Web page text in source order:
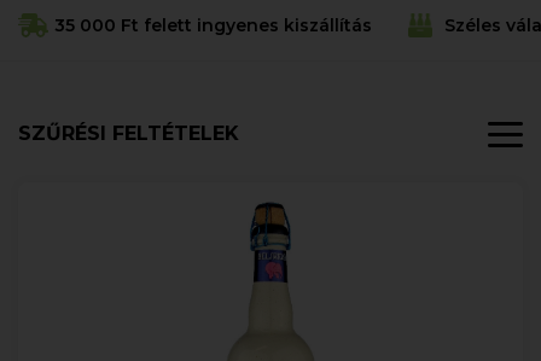
35 000 Ft felett ingyenes kiszállítás Széles
SZŰRÉSI FELTÉTELEK